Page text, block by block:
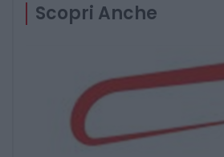
Scopri Anche